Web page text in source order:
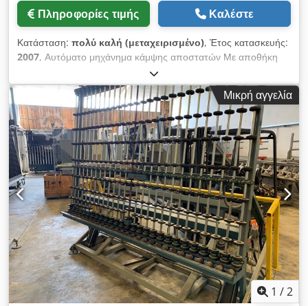
Αυτόματη διακοπή λειτουργίας όλων των αντλιών σε
περίπτωση έλλειψης υλικού. Αυτόματη έκπλυση με
χειροκίνητο έλεγχο (ασφάλεια κατά την αλλαγή δοχείων).
Περιστρεφόμενος βραχίονας σε τυπική έκδοση με πνευματική
υποβοήθηση, μήκους 2,5 μέτρων / μήκος εύκαμπτων
σωλήνων 2,5 μέτρα.
Πληροφορίες τιμής Καλέστε
Κατάσταση: πολύ καλή (μεταχειρισμένο), Έτος κατασκευής:
2007, Αυτόματο μηχάνημα κάμψης αποστατών Με αποθήκη
προφίλ Dodpfxszdynmo Agtock Δυνατότητα κάμψης
αλουμινένιων, χαλύβδινων και θερμοδιακοπτόμενων
(πλαστικών) αποστατών Καθολικό εργαλείο κάμψης για
αλουμίνιο έως 24 mm Όλα τα σχήματα σύμφωνα με τον
κατάλογο σχημάτων LISEC Το σετ περιλαμβάνει εκτυπωτή ink-
jet Domino A-100 Περισσότερες τεχνικές πληροφορίες στο
συνημμένο τεχνικό αρχείο Πολύ καλή και καθαρή κατάσταση
Άριστη λειτουργία, ελεγμένο Δείτε το βίντεο Ως έχει Άμεσα
διαθέσιμο
Μικρή αγγελία
1 /2